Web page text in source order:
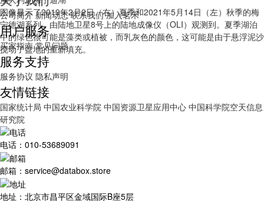
图像显示了2019年2月2日（右）夏季和2021年5月14日（左）秋季的梅
宁德湖系列，由陆地卫星8号上的陆地成像仪（OLI）观测到。夏季湖泊
中的绿色很可能是藻类或植被，而乳灰色的颜色，这可能是由于悬浮泥沙
搅动了盆地的重新填充。
公司简介 新闻动态 联系我们 加入茗禾
用户服务
买家指南 常见问题
服务支持
服务协议 隐私声明
友情链接
国家统计局 中国农业科学院 中国资源卫星应用中心 中国科学院空天信息
研究院
电话：010-53689091
邮箱：service@databox.store
地址：北京市昌平区金域国际B座5层